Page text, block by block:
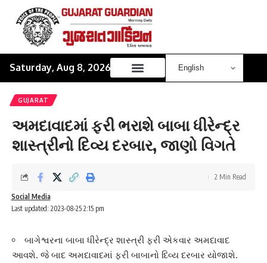
Saturday, Aug 8, 2026
GUJARAT
અમદાવાદમાં ફરી ભરાશે બાબા ધીરેન્દ્ર
શાસ્ત્રીનો દિવ્ય દરબાર, જાણો વિગતે
Last updated: 2023-08-25 2:15 pm
Social Media
2 Min Read
બાગેશ્વરના બાબા ધીરેન્દ્ર શાસ્ત્રી ફરી એકવાર અમદાવાદ
આવશે. જે બાદ અમદાવાદમાં ફરી બાબાનો દિવ્ય દરબાર યોજાશે.